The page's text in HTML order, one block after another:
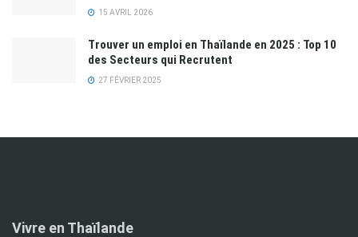
15 AVRIL 2026
Trouver un emploi en Thaïlande en 2025 : Top 10
des Secteurs qui Recrutent
27 FÉVRIER 2025
Vivre en Thaïlande